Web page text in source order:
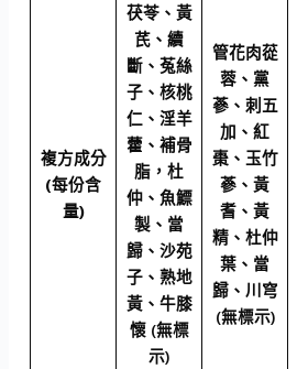
複方成分
(每份含
量)
茯苓、黃
芪、續
斷、菟絲
子、核桃
仁、淫羊
藿、補骨
脂，杜
仲、魚鰾
製、當
歸、沙苑
子、熟地
黃、牛膝
懷 (無標
示)
管花肉蓯
蓉、黨
蔘、刺五
加、紅
棗、玉竹
蔘、黃
耆、黃
精、杜仲
葉、當
歸、川穹
(無標示)